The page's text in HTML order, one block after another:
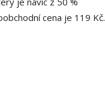
cena je 119 Kč.